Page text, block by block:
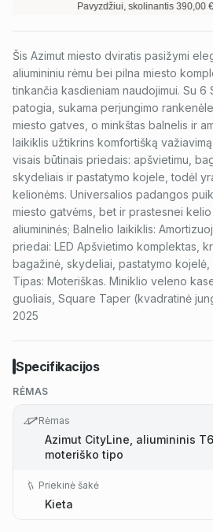
Pavyzdžiui, skolinantis390,00€, kai
Šis Azimut miesto dviratis pasižymi
aliumininiu rėmu bei pilna miesto
tinkančia kasdieniam naudojimui. Su 6
patogia, sukama perjungimo
miesto gatves, o minkštas balnelis ir
laikiklis užtikrins komfortišką
visais būtinais priedais: apšvietimu,
skydeliais ir pastatymo kojele, todėl
kelionėms. Universalios padangos
miesto gatvėms, bet ir prastesnei
aliumininės; Balnelio laikiklis:
priedai: LED Apšvietimo komplektas,
bagažinė, skydeliai, pastatymo kojelė,
Tipas: Moteriškas. Miniklio veleno
guoliais, Square Taper (kvadratinė
2025
Specifikacijos
RĖMAS
Rėmas
Azimut CityLine, aliumininis
moteriško tipo
Priekinė šakė
Kieta